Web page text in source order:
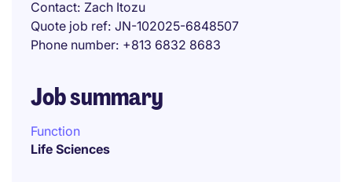
Contact Zach Itozu
Quote job ref JN-102025-6848507
Phone number +813 6832 8683
Job summary
Function
Life Sciences